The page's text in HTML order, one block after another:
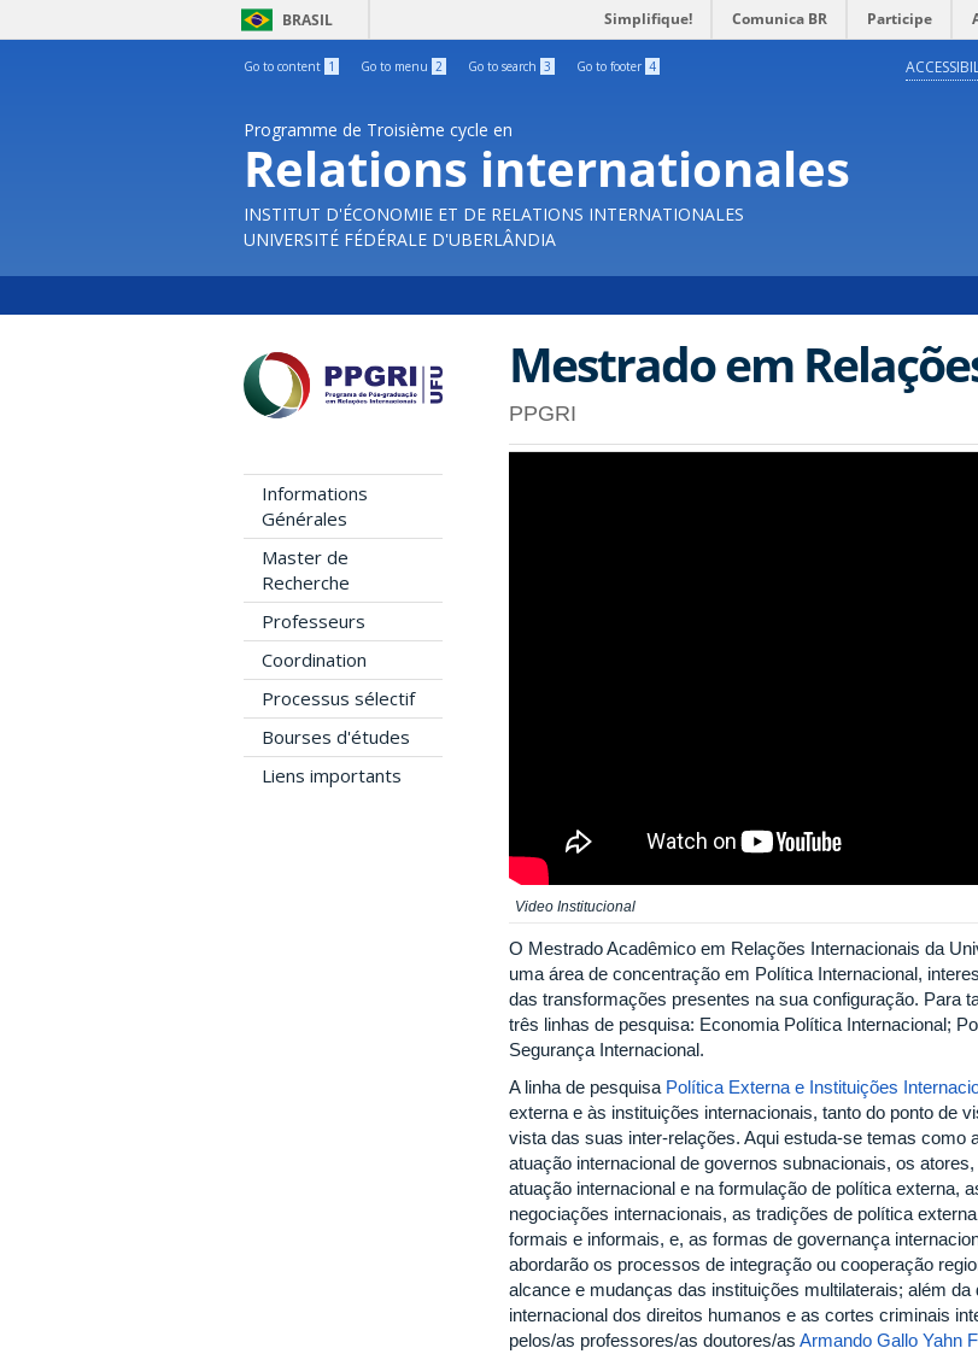
BRASIL Simplifique! Comunica BR Participe
Go to content 1 Go to menu 2 Go to search 3 Go to footer 4
Programme de Troisième cycle en
Relations internationales
INSTITUT D'ÉCONOMIE ET DE RELATIONS INTERNATIONALES
UNIVERSITÉ FÉDÉRALE D'UBERLÂNDIA
Informations
Générales
Master de
Recherche
Professeurs
Coordination
Processus sélectif
Bourses d'études
Liens importants
Mestrado em
PPGRI
Video Institucional
O Mestrado Acadêmico em Relações Internacionais da
uma área de concentração em Política Internacional,
das transformações presentes na sua configuração. Para
três linhas de pesquisa: Economia Política Internacional;
Segurança Internacional.
A linha de pesquisa Política Externa e Instituições
externa e às instituições internacionais, tanto do ponto de
vista das suas inter-relações. Aqui estuda-se temas como
atuação internacional de governos subnacionais, os
atuação internacional e na formulação de política externa,
negociações internacionais, as tradições de política
formais e informais, e, as formas de governança
abordarão os processos de integração ou cooperação
alcance e mudanças das instituições multilaterais; além
internacional dos direitos humanos e as cortes criminais
pelos/as professores/as doutores/as Armando Gallo Yahn